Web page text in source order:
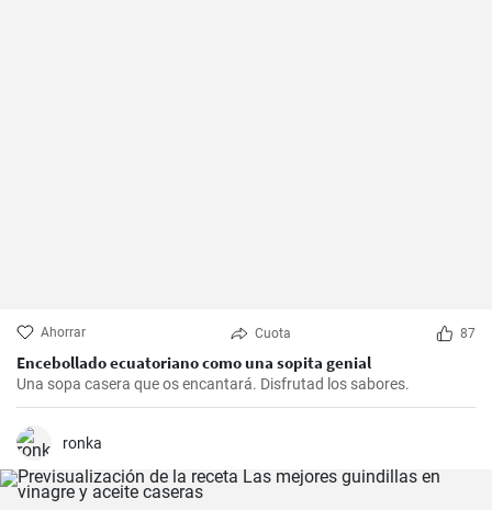
Ahorrar Cuota 87
Encebollado ecuatoriano como una sopita genial
Una sopa casera que os encantará. Disfrutad los sabores.
ronka